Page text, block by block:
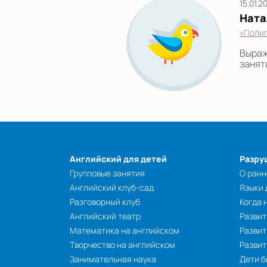
Английский для детей
Групповые занятия
Английский клуб-сад
Разговорный клуб
Английский театр
Математика на английском
Творчество на английском
Занимательная наука
О
Языки
Когда
Дети